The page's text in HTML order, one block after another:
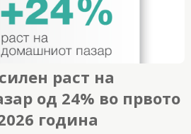
раст на
од 24% во првото
година